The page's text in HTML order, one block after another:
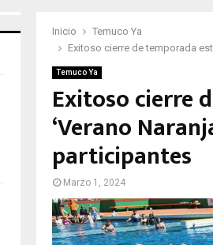
Inicio
Temuco Ya
Exitoso cierre de temporada
Temuco Ya
Exitoso cierre
‘Verano
participantes
Marzo 1, 2024